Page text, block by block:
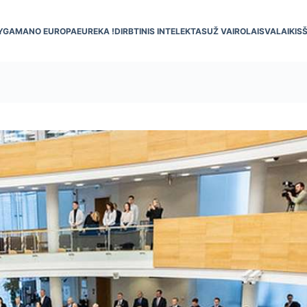
MANO EUROPAEUREKA !DIRBTINIS INTELEKTASUŽ VAIROLAISVALAIKIS